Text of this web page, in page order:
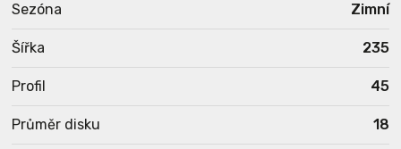
Sezóna Zimní
Šířka 235
Profil 45
Průměr disku 18